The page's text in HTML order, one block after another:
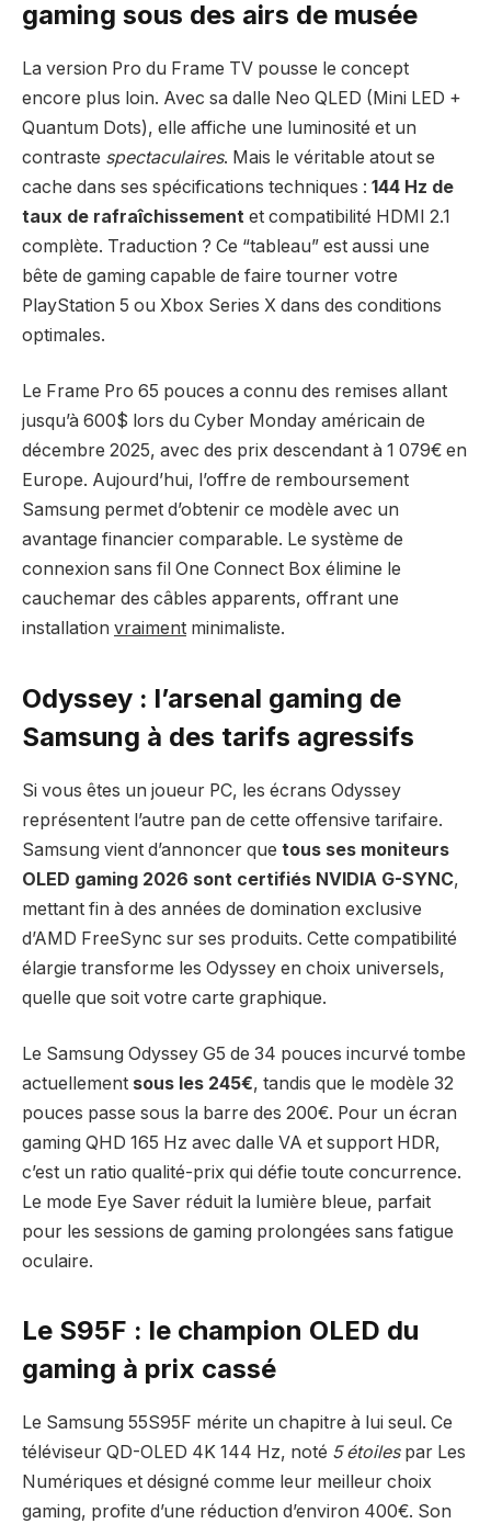
gaming sous des airs de musée
La version Pro du Frame TV pousse le concept
encore plus loin. Avec sa dalle Neo QLED (Mini LED +
Quantum Dots), elle affiche une luminosité et un
contraste spectaculaires. Mais le véritable atout se
cache dans ses spécifications techniques : 144 Hz de
taux de rafraîchissement et compatibilité HDMI 2.1
complète. Traduction ? Ce “tableau” est aussi une
bête de gaming capable de faire tourner votre
PlayStation 5 ou Xbox Series X dans des conditions
optimales.
Le Frame Pro 65 pouces a connu des remises allant
jusqu’à 600$ lors du Cyber Monday américain de
décembre 2025, avec des prix descendant à 1 079€ en
Europe. Aujourd’hui, l’offre de remboursement
Samsung permet d’obtenir ce modèle avec un
avantage financier comparable. Le système de
connexion sans fil One Connect Box élimine le
cauchemar des câbles apparents, offrant une
installation vraiment minimaliste.
Odyssey : l’arsenal gaming de
Samsung à des tarifs agressifs
Si vous êtes un joueur PC, les écrans Odyssey
représentent l’autre pan de cette offensive tarifaire.
Samsung vient d’annoncer que tous ses moniteurs
OLED gaming 2026 sont certifiés NVIDIA G-SYNC,
mettant fin à des années de domination exclusive
d’AMD FreeSync sur ses produits. Cette compatibilité
élargie transforme les Odyssey en choix universels,
quelle que soit votre carte graphique.
Le Samsung Odyssey G5 de 34 pouces incurvé tombe
actuellement sous les 245€, tandis que le modèle 32
pouces passe sous la barre des 200€. Pour un écran
gaming QHD 165 Hz avec dalle VA et support HDR,
c’est un ratio qualité-prix qui défie toute concurrence.
Le mode Eye Saver réduit la lumière bleue, parfait
pour les sessions de gaming prolongées sans fatigue
oculaire.
Le S95F : le champion OLED du
gaming à prix cassé
Le Samsung 55S95F mérite un chapitre à lui seul. Ce
téléviseur QD-OLED 4K 144 Hz, noté 5 étoilespar Les
Numériques et désigné comme leur meilleur choix
gaming, profite d’une réduction d’environ 400€. Son